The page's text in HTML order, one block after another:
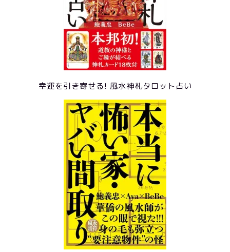
幸運を引き寄せる! 風水神札タロット占い